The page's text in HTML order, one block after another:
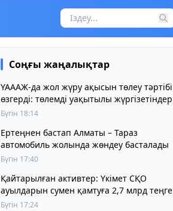
Соңғы жаңалықтар
ҮАААЖ-да жол жүру ақысын төлеу тәртібі
өзгерді: төлемді уақытылы жүргізетіндер
үшін жол жүру құны бұрынғы деңгейде
Бүгін 18:14
Ертеңнен бастап Алматы – Тараз
автомобиль жолында жөндеу басталады
Бүгін 17:40
Қайтарылған активтер: Үкімет СҚО
ауылдарын сумен қамтуға 2,7 млрд теңге
бөлді
Бүгін 17:24